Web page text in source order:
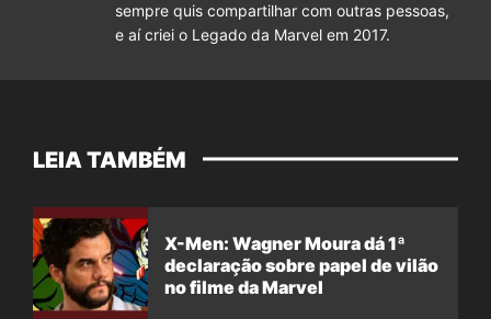
sempre quis compartilhar com outras pessoas,
e aí criei o Legado da Marvel em 2017.
LEIA TAMBÉM
X-Men: Wagner Moura dá 1ª
declaração sobre papel de vilão
no filme da Marvel